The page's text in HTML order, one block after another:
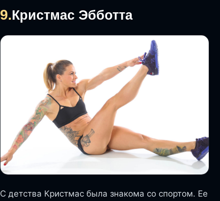
9.Кристмас Эбботта
С детства Кристмас была знакома со спортом. Ее